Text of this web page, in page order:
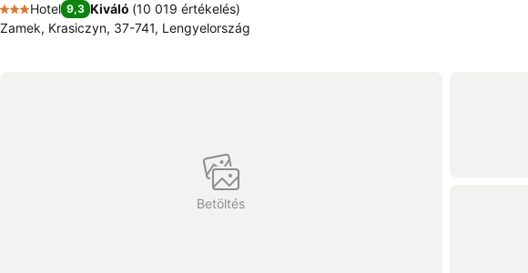
3 Kategória
Hotel 9,3 Kiváló (10 019 értékelés)
Zamek, Krasiczyn, 37-741, Lengyelország
Betöltés